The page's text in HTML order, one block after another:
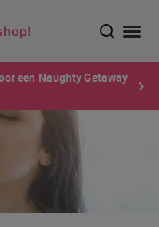
een Naughty Getaway